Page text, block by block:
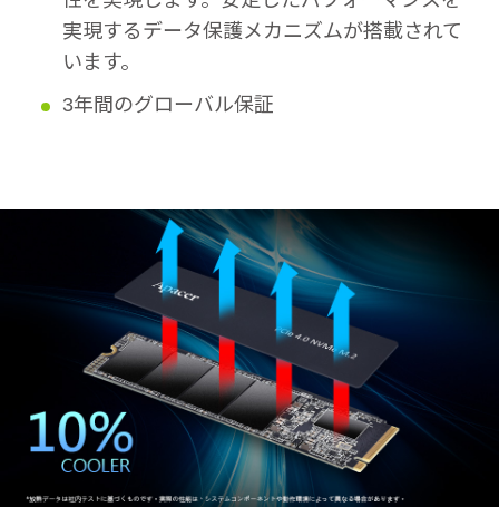
実現するデータ保護メカニズムが搭載されて
います。
3年間のグローバル保証